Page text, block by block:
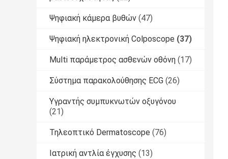
Ψηφιακή κάμερα βυθών (47)
Ψηφιακή ηλεκτρονική Colposcope (37)
Multi παράμετρος ασθενών οθόνη (17)
Σύστημα παρακολούθησης ECG (26)
Υγραντής συμπυκνωτών οξυγόνου
(21)
Τηλεοπτικό Dermatoscope (76)
Ιατρική αντλία έγχυσης (13)